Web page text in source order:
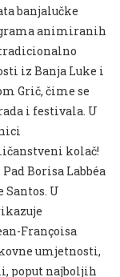
banjalučke
animiranih
iz Banja Luke i
Grič, čime se
i festivala. U
kolač!
Borisa Labbéa
U
Françoisa
umjetnosti,
poput najboljih